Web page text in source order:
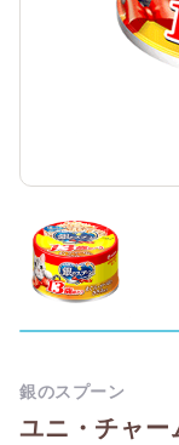
ユニ・チャー
銀のスプーン